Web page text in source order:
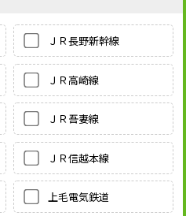
ＪＲ長野新幹線
ＪＲ高崎線
ＪＲ吾妻線
ＪＲ信越本線
上毛電気鉄道